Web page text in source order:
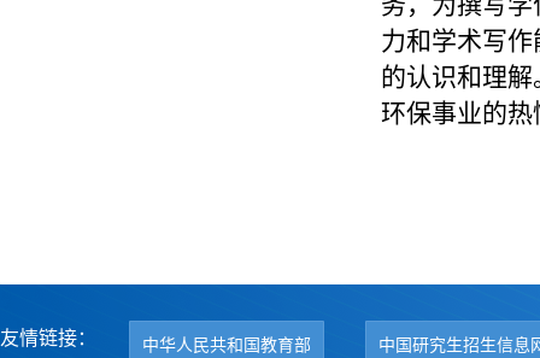
力和学术写
的认识和理
环保事业的
友情链接： 中华人民共和国教育部 中国研究生招生信息